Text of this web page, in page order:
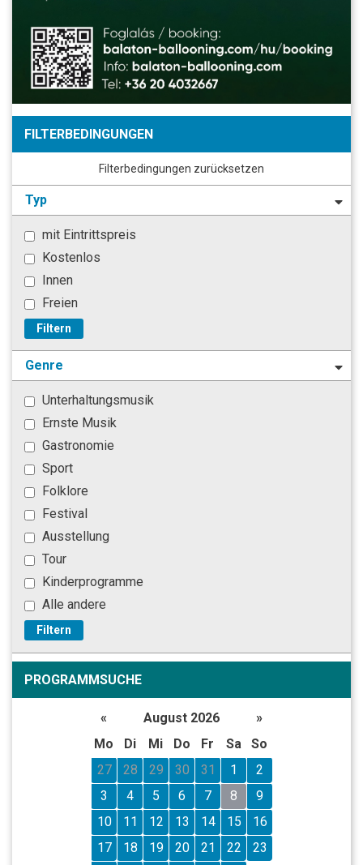
FILTERBEDINGUNGEN
Filterbedingungen zurücksetzen
Typ
mit Eintrittspreis
Kostenlos
Innen
Freien
Filtern
Genre
Unterhaltungsmusik
Ernste Musik
Gastronomie
Sport
Folklore
Festival
Ausstellung
Tour
Kinderprogramme
Alle andere
Filtern
PROGRAMMSUCHE
« August 2026
»
Mo
Di Mi Do Fr Sa
So
27
28 29 30 31 1
2
3
4 5 6 7 8
9
10
11 12 13 14 15
16
17
18 19 20 21 22
23